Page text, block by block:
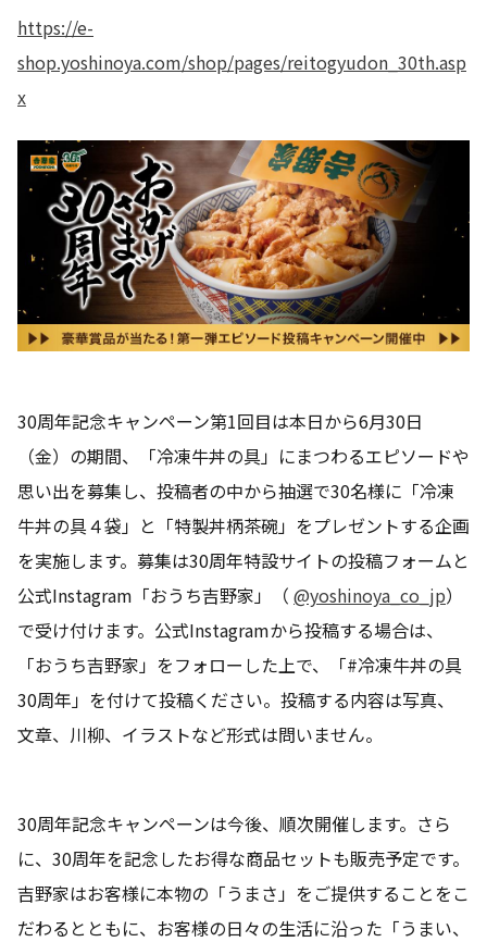
https://e-
shop.yoshinoya.com/shop/pages/reitogyudon_30th.asp
x
30周年記念キャンペーン第1回目は本日から6月30日
（金）の期間、「冷凍牛丼の具」にまつわるエピソードや
思い出を募集し、投稿者の中から抽選で30名様に「冷凍
牛丼の具４袋」と「特製丼柄茶碗」をプレゼントする企画
を実施します。募集は30周年特設サイトの投稿フォームと
公式Instagram「おうち吉野家」（ @yoshinoya_co_jp）
で受け付けます。公式Instagramから投稿する場合は、
「おうち吉野家」をフォローした上で、「#冷凍牛丼の具
30周年」を付けて投稿ください。投稿する内容は写真、
文章、川柳、イラストなど形式は問いません。
30周年記念キャンペーンは今後、順次開催します。さら
に、30周年を記念したお得な商品セットも販売予定です。
吉野家はお客様に本物の「うまさ」をご提供することをこ
だわるとともに、お客様の日々の生活に沿った「うまい、